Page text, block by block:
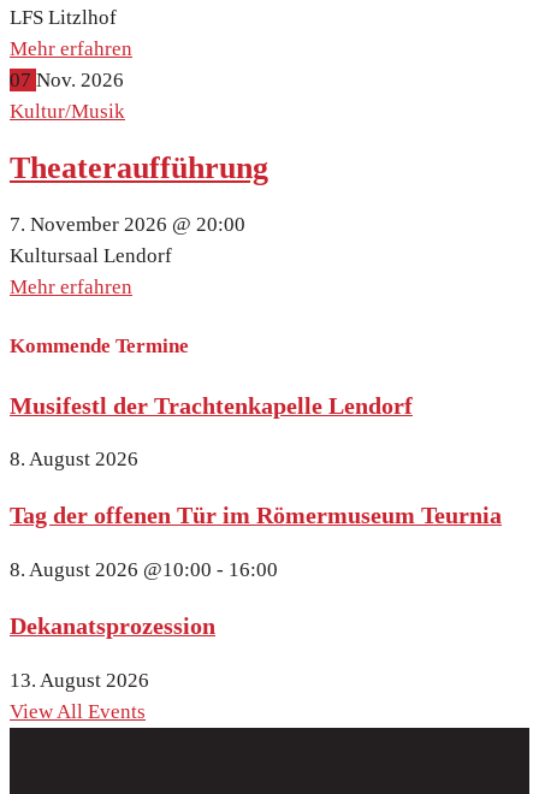
LFS Litzlhof
Mehr erfahren
07 Nov. 2026
Kultur/Musik
Theateraufführung
7. November 2026 @ 20:00
Kultursaal Lendorf
Mehr erfahren
Kommende Termine
Musifestl der Trachtenkapelle Lendorf
8. August 2026
Tag der offenen Tür im Römermuseum Teurnia
8. August 2026 @10:00 - 16:00
Dekanatsprozession
13. August 2026
View All Events